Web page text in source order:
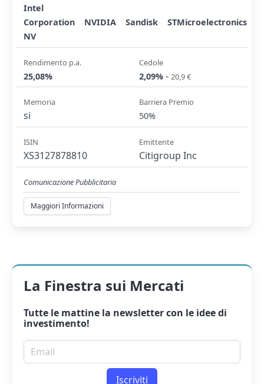
Intel
Corporation
NVIDIA Sandisk
STMicroelectronics
NV
Rendimento p.a.
25,08%
Cedole
2,09% - 20,9 €
Memoria
si
Barriera Premio
50%
ISIN
XS3127878810
Emittente
Citigroup Inc
Comunicazione Pubblicitaria
Maggiori Informazioni
La Finestra sui Mercati
Tutte le mattine la newslettercon le idee di
investimento!
Email per newsletter
Iscriviti